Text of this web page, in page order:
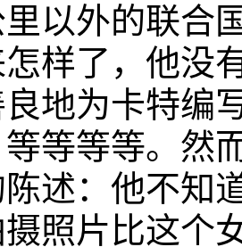
以外的联合
样了，他没
地为卡特编
等等等。然
述：他不知
照片比这个